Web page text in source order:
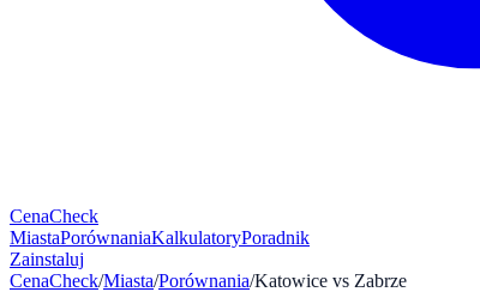
CenaCheck
MiastaPorównaniaKalkulatoryPoradnik
Zainstaluj
CenaCheck/Miasta/Porównania/Katowice vs Zabrze